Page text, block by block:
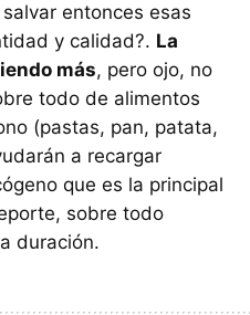
entonces esas
y calidad?. La
más, pero ojo, no
todo de alimentos
(pastas, pan, patata,
a recargar
que es la principal
sobre todo
duración.